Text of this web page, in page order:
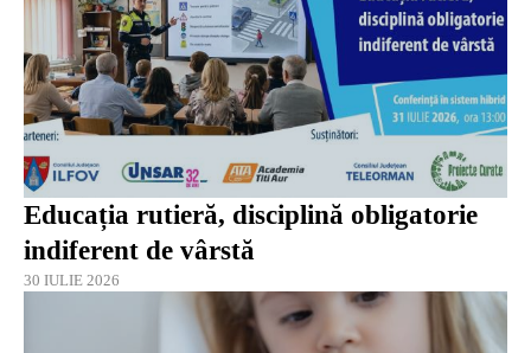
Educația rutieră, disciplină obligatorie
indiferent de vârstă
30 IULIE 2026